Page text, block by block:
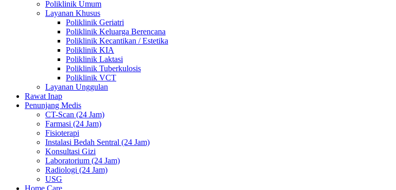
Poliklinik Umum
Layanan Khusus
Poliklinik Geriatri
Poliklinik Keluarga Berencana
Poliklinik Kecantikan / Estetika
Poliklinik KIA
Poliklinik Laktasi
Poliklinik Tuberkulosis
Poliklinik VCT
Layanan Unggulan
Rawat Inap
Penunjang Medis
CT-Scan (24 Jam)
Farmasi (24 Jam)
Fisioterapi
Instalasi Bedah Sentral (24 Jam)
Konsultasi Gizi
Laboratorium (24 Jam)
Radiologi (24 Jam)
USG